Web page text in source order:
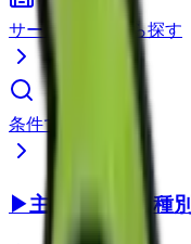
サービス種別から探す
条件で検索
▶主要サービス種別